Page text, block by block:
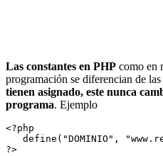
Las constantes en PHP como en
programación se diferencian de
tienen asignado, este nunca
programa. Ejemplo
<?php
define("DOMINIO",
?>